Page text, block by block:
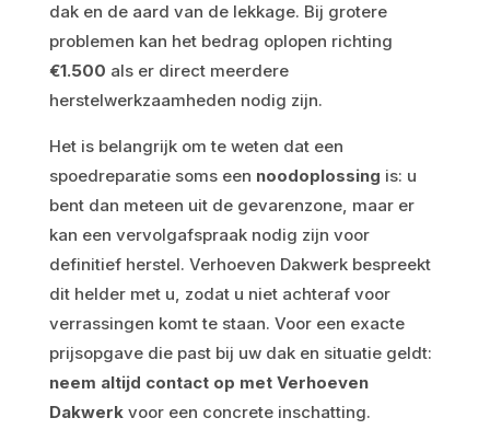
dak en de aard van de lekkage. Bij grotere
problemen kan het bedrag oplopen richting
€1.500 als er direct meerdere
herstelwerkzaamheden nodig zijn.
Het is belangrijk om te weten dat een
spoedreparatie soms een noodoplossing is: u
bent dan meteen uit de gevarenzone, maar er
kan een vervolgafspraak nodig zijn voor
definitief herstel. Verhoeven Dakwerk bespreekt
dit helder met u, zodat u niet achteraf voor
verrassingen komt te staan. Voor een exacte
prijsopgave die past bij uw dak en situatie geldt:
neem altijd contact op met Verhoeven
Dakwerkvoor een concrete inschatting.